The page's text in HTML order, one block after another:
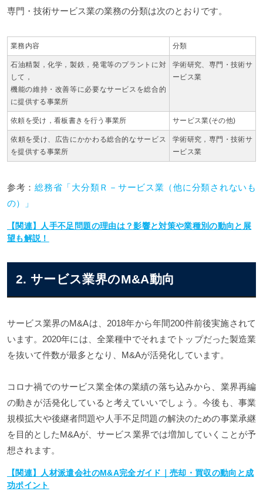
専門・技術サービス業の業務の分類は次のとおりです。
業務内容 分類
石油精製，化学，製鉄，発電等のプラントに対
して，
機能の維持・改善等に必要なサービスを総合的
に提供する事業所
学術研究、専門・技術サ
ービス業
依頼を受け，看板書きを行う事業所 サービス業(その他)
依頼を受け、広告にかかわる総合的なサービス
を提供する事業所
学術研究，専門・技術サ
ービス業
参考：総務省「大分類Ｒ－サービス業（他に分類されないも
の）」
【関連】人手不足問題の理由は？影響と対策や業種別の動向と展
望も解説！
2. サービス業界のM&A動向
サービス業界のM&Aは、2018年から年間200件前後実施されて
います。2020年には、全業種中でそれまでトップだった製造業
を抜いて件数が最多となり、M&Aが活発化しています。
コロナ禍でのサービス業全体の業績の落ち込みから、業界再編
の動きが活発化していると考えていいでしょう。今後も、事業
規模拡大や後継者問題や人手不足問題の解決のための事業承継
を目的としたM&Aが、サービス業界では増加していくことが予
想されます。
【関連】人材派遣会社のM&A完全ガイド｜売却・買収の動向と成
功ポイント